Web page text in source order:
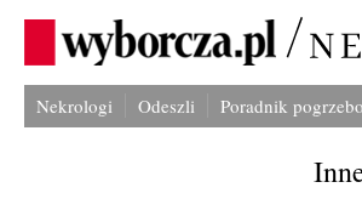
Nekrologi Odeszli Poradnik